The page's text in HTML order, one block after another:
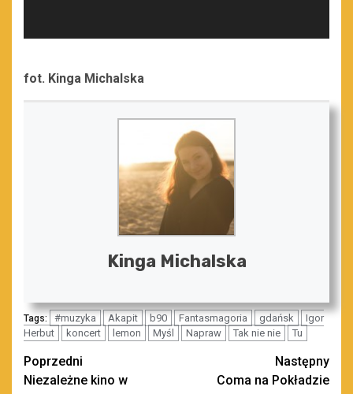
fot. Kinga Michalska
Kinga Michalska
Tags: #muzyka Akapit b90 Fantasmagoria gdańsk
Igor
Herbut
koncert lemon Myśl Napraw Tak nie nie Tu
Zobacz
Poprzedni
Niezależne kino w
Następny
Coma na Pokładzie